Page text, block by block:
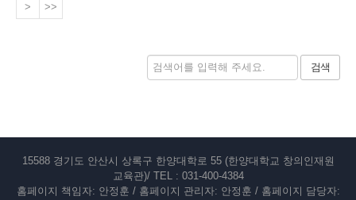
>
>>
검색
15588 경기도 안산시 상록구 한양대학로 55 (한양대학교 창의인재원
교육관)/ TEL : 031-400-4384
홈페이지 책임자: 안정훈 / 홈페이지 관리자: 안정훈 / 홈페이지 담당자: